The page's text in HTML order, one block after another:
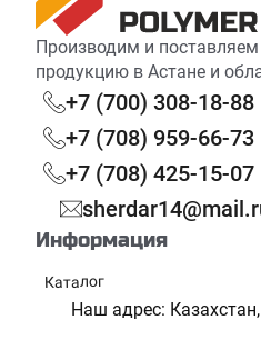
Производим и
продукцию в Астане и
+7 (700) 308-18-
+7 (708) 959-66-
+7 (708) 425-15-
Информация
Каталог
Реквизиты
Наш адрес: